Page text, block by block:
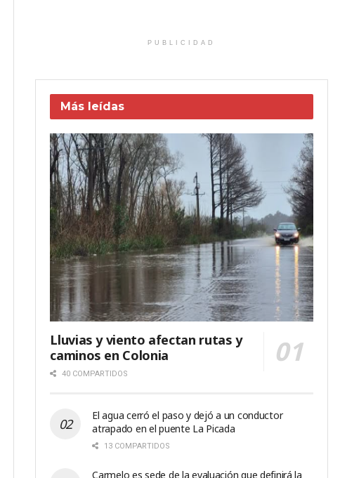
PUBLICIDAD
Más leídas
Lluvias y viento afectan rutas y
caminos en Colonia
40 COMPARTIDOS
El agua cerró el paso y dejó a un conductor
atrapado en el puente La Picada
13 COMPARTIDOS
Carmelo es sede de la evaluación que definirá la